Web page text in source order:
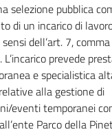
selezione pubblica
di un incarico di
dell’art. 7,
prevede
e specialistica
alla gestione di
eventi temporanei
Parco della